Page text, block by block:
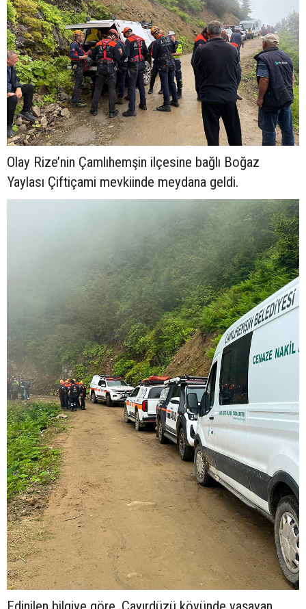
Olay Rize’nin Çamlıhemşin ilçesine bağlı Boğaz
Yaylası Çiftiçami mevkiinde meydana geldi.